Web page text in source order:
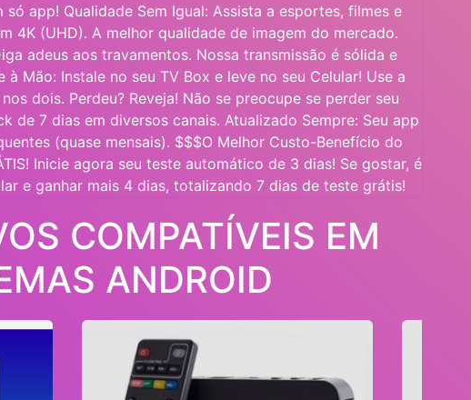
só app! Qualidade Sem Igual: Assista a esportes, filmes e
4K (UHD). A melhor qualidade de imagem do mercado.
adeus aos travamentos. Nossa transmissão é sólida e
Mão: Instale no seu TV Box e leve no seu Celular! Use a
dois. Perdeu? Reveja! Não se preocupe se perder seu
de 7 dias em diversos canais. Atualizado Sempre: Seu app
(quase mensais). $$$O Melhor Custo-Benefício do
Inicie agora seu teste automático de 3 dias! Se gostar, é
e ganhar mais 4 dias, totalizando 7 dias de teste grátis!
COMPATÍVEIS EM
ANDROID